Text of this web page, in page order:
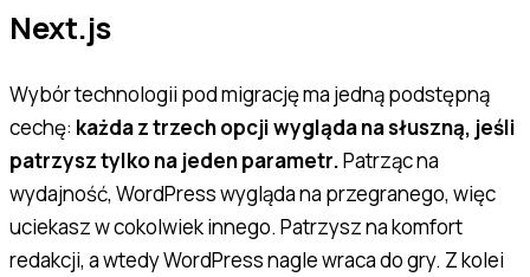
Next.js
Wybór technologii pod migrację ma jedną podstępną
cechę: każda z trzech opcji wygląda na słuszną, jeśli
patrzysz tylko na jeden parametr.Patrząc na
wydajność, WordPress wygląda na przegranego, więc
uciekasz w cokolwiek innego. Patrzysz na komfort
redakcji, a wtedy WordPress nagle wraca do gry. Z kolei